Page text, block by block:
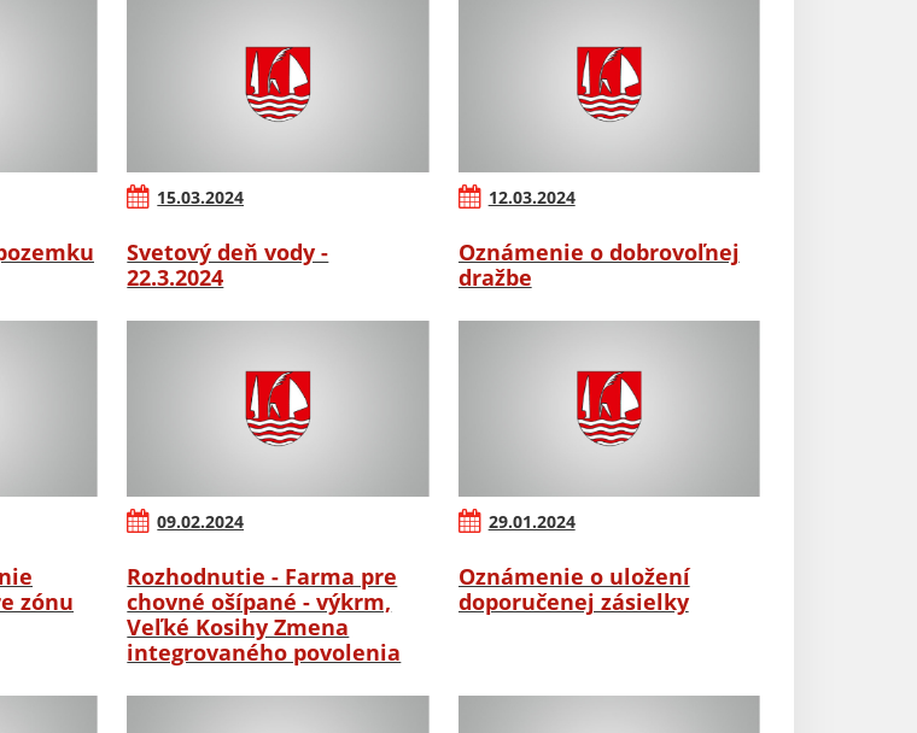
15.03.2024
Svetový deň vody -
22.3.2024
12.03.2024
Oznámenie o dobrovoľnej
dražbe
zónu
09.02.2024
Rozhodnutie - Farma pre
chovné ošípané - výkrm,
Veľké Kosihy Zmena
integrovaného povolenia
29.01.2024
Oznámenie o uložení
doporučenej zásielky